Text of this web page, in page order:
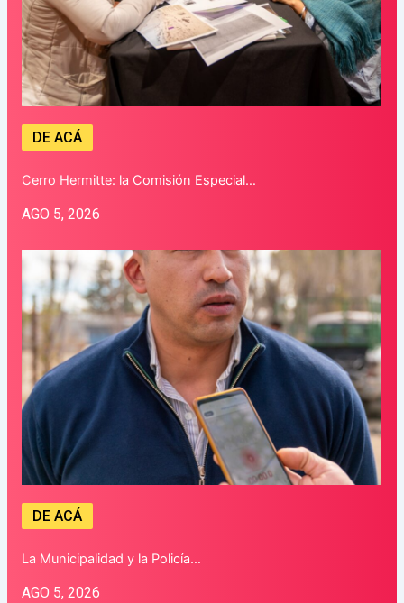
DE ACÁ
Cerro Hermitte: la Comisión Especial…
AGO 5, 2026
DE ACÁ
La Municipalidad y la Policía…
AGO 5, 2026